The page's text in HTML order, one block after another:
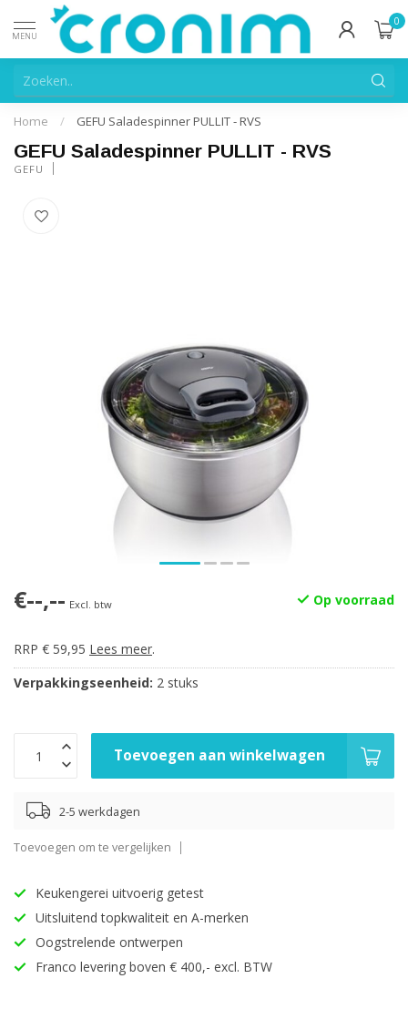
MENU
0
Home / GEFU Saladespinner PULLIT - RVS
GEFU Saladespinner PULLIT - RVS
GEFU
€--,-- Excl. btw Op voorraad
RRP € 59,95 Lees meer.
Verpakkingseenheid: 2 stuks
Toevoegen aan winkelwagen
2-5 werkdagen
Toevoegen om te vergelijken
Keukengerei uitvoerig getest
Uitsluitend topkwaliteit en A-merken
Oogstrelende ontwerpen
Franco levering boven € 400,- excl. BTW